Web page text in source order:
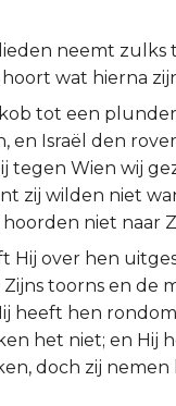
neemt zulks
wat hierna
tot een
en Israël den
tegen Wien wij
zij wilden niet
niet naar
Hij over hen
toorns en de
heeft hen
het niet; en Hij
doch zij